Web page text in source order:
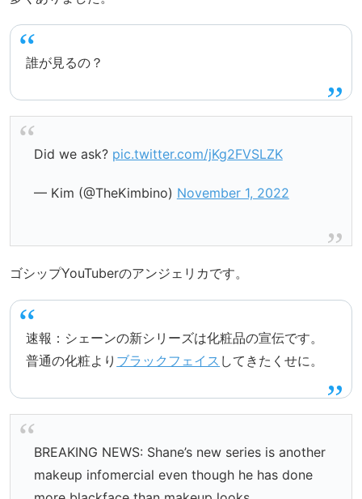
誰が見るの？
Did we ask? pic.twitter.com/jKg2FVSLZK
— Kim (@TheKimbino) November 1, 2022
ゴシップYouTuberのアンジェリカです。
速報：シェーンの新シリーズは化粧品の宣伝です。
普通の化粧より ブラックフェイス してきたくせに。
BREAKING NEWS: Shane’s new series is another
makeup infomercial even though he has done